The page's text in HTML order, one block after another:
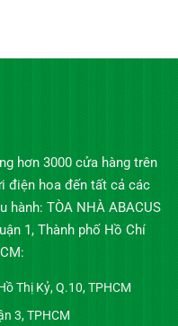
hơn 3000 cửa hàng trên
điện hoa đến tất cả các
hành: TÒA NHÀ ABACUS
1, Thành phố Hồ Chí
Thị Kỷ, Q.10, TPHCM
3, TPHCM